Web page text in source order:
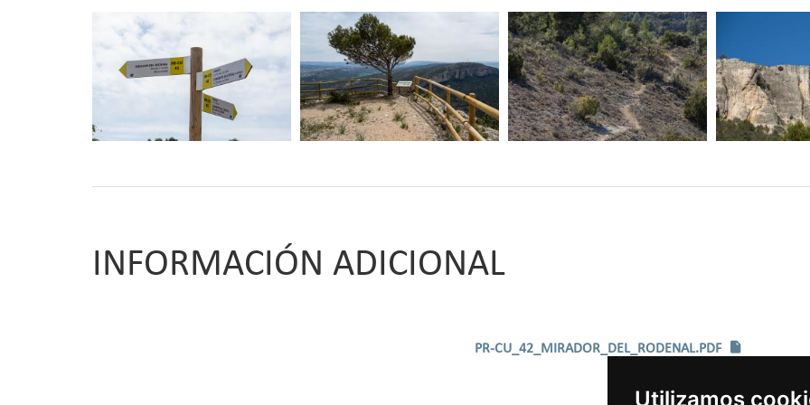
Utilizamos
INFORMACIÓN ADICIONAL
PR-CU_42_MIRADOR_DEL_RODENAL.PDF